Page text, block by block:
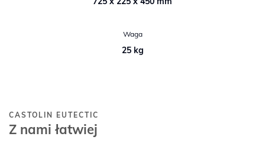
Waga
25 kg
CASTOLIN EUTECTIC
Z nami łatwiej